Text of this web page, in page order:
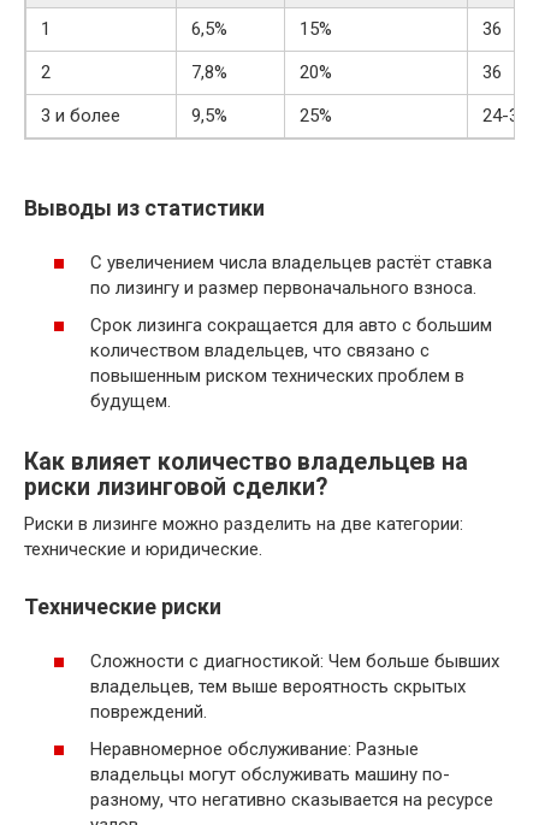
1 6,5% 15%
36
2
7,8% 20%
36
3 и более
9,5% 25% 24-30
Выводы из статистики
С увеличением числа владельцев растёт ставка
по лизингу и размер первоначального взноса.
Срок лизинга сокращается для авто с большим
количеством владельцев, что связано с
повышенным риском технических проблем в
будущем.
Как влияет количество владельцев на
риски лизинговой сделки?
Риски в лизинге можно разделить на две категории:
технические и юридические.
Технические риски
Сложности с диагностикой: Чем больше бывших
владельцев, тем выше вероятность скрытых
повреждений.
Неравномерное обслуживание: Разные
владельцы могут обслуживать машину по-
разному, что негативно сказывается на ресурсе